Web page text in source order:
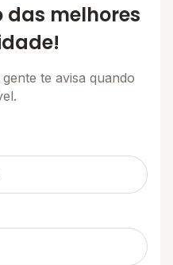
das melhores
te avisa quando